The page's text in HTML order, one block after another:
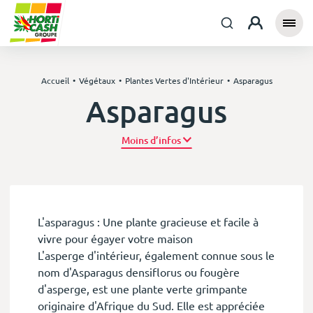
Accueil Végétaux Plantes Vertes d'Intérieur Asparagus
Asparagus
Plus d’infos
L'asparagus : Une plante gracieuse et facile à
vivre pour égayer votre maison
L'asperge d'intérieur, également connue sous le
nom d'Asparagus densiflorus ou fougère
d'asperge, est une plante verte grimpante
originaire d'Afrique du Sud. Elle est appréciée